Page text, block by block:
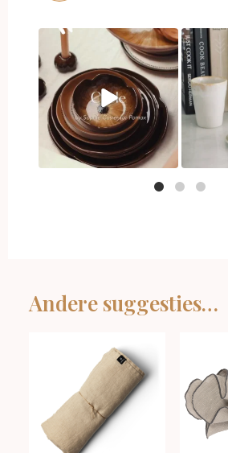
Andere suggesties…